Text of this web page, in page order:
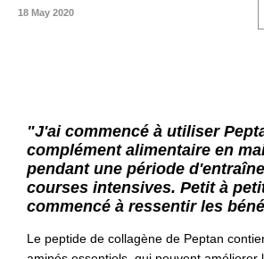
18 May 2020
"J'ai commencé à utiliser
complément alimentaire en
pendant une période
courses intensives. Petit à
commencé à ressentir les
Le peptide de collagène de Peptan